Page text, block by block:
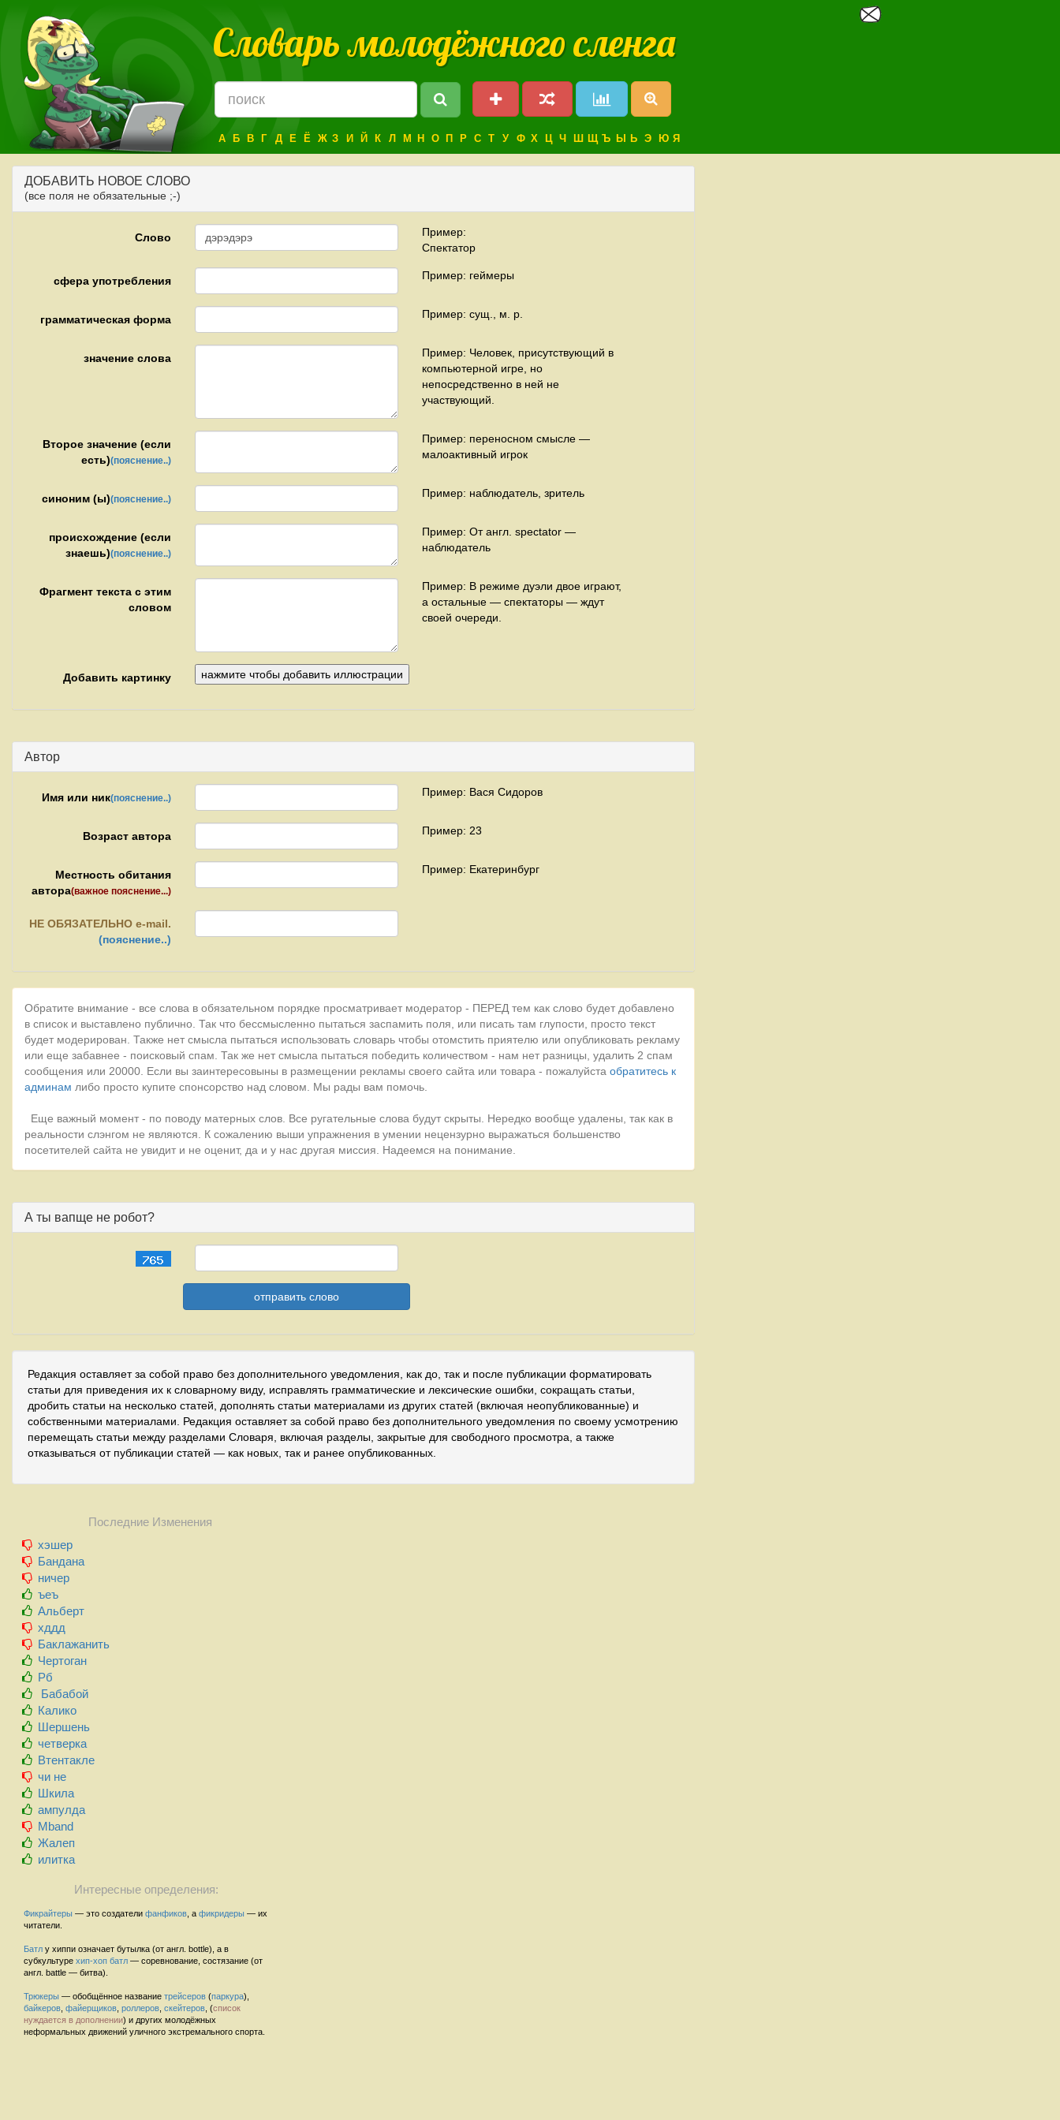
Словарь молодёжного сленга
А Б В Г Д Е Ё Ж З И Й К Л М Н О П Р С Т У Ф Х Ц Ч Ш Щ Ъ Ы Ь Э Ю Я
ДОБАВИТЬ НОВОЕ СЛОВО
(все поля не обязательные ;-)
Слово
Пример:
Спектатор
сфера употребления Пример: геймеры
грамматическая форма Пример: сущ., м. р.
значение слова
Пример: Человек, присутствующий в
компьютерной игре, но
непосредственно в ней не
участвующий.
Второе значение (если
есть)(пояснение..)
Пример: переносном смысле —
малоактивный игрок
синоним (ы)(пояснение..) Пример: наблюдатель, зритель
происхождение (если
знаешь)(пояснение..)
Пример: От англ. spectator —
наблюдатель
Фрагмент текста с этим
словом
Пример: В режиме дуэли двое играют,
а остальные — спектаторы — ждут
своей очереди.
Добавить картинку
Автор
Имя или ник(пояснение..) Пример: Вася Сидоров
Возраст автора Пример: 23
Местность обитания
автора(важное пояснение...)
Пример: Екатеринбург
НЕ ОБЯЗАТЕЛЬНО e-mail.
(пояснение..)
Обратите внимание - все слова в обязательном порядке просматривает модератор - ПЕРЕД тем как слово будет добавлено
в список и выставлено публично. Так что бессмысленно пытаться заспамить поля, или писать там глупости, просто текст
будет модерирован. Также нет смысла пытаться использовать словарь чтобы отомстить приятелю или опубликовать рекламу
или еще забавнее - поисковый спам. Так же нет смысла пытаться победить количеством - нам нет разницы, удалить 2 спам
сообщения или 20000. Если вы заинтересовыны в размещении рекламы своего сайта или товара - пожалуйста обратитесь к
админам либо просто купите спонсорство над словом. Мы рады вам помочь.
Еще важный момент - по поводу матерных слов. Все ругательные слова будут скрыты. Нередко вообще удалены, так как в
реальности слэнгом не являются. К сожалению выши упражнения в умении нецензурно выражаться большенство
посетителей сайта не увидит и не оценит, да и у нас другая миссия. Надеемся на понимание.
А ты вапще не робот?
Редакция оставляет за собой право без дополнительного уведомления, как до, так и после публикации форматировать
статьи для приведения их к словарному виду, исправлять грамматические и лексические ошибки, сокращать статьи,
дробить статьи на несколько статей, дополнять статьи материалами из других статей (включая неопубликованные) и
собственными материалами. Редакция оставляет за собой право без дополнительного уведомления по своему усмотрению
перемещать статьи между разделами Словаря, включая разделы, закрытые для свободного просмотра, а также
отказываться от публикации статей — как новых, так и ранее опубликованных.
Последние Изменения
хэшер
Бандана
ничер
ъеъ
Альберт
хддд
Баклажанить
Чертоган
Рб
Бабабой
Калико
Шершень
четверка
Втентакле
чи не
Шкила
ампулда
Mband
Жалеп
илитка
Интересные определения:
Фикрайтеры — это создатели фанфиков , а фикридеры — их
читатели.
Батл у хиппи означает бутылка (от англ. bottle), а в
субкультуре хип-хоп батл — соревнование, состязание (от
англ. battle — битва).
Трюкеры — обобщённое название трейсеров (паркура),
байкеров файерщиков роллеров скейтеров , (список
нуждается в дополнении) и других молодёжных
неформальных движений уличного экстремального спорта.